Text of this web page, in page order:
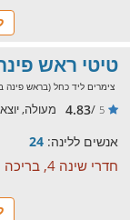
טיטי ראש
צימרים ליד כחל (בראש פינה
5
/
4.83 מעולה,
אנשים ללינה: 24
חדרי שינה 4, בריכה